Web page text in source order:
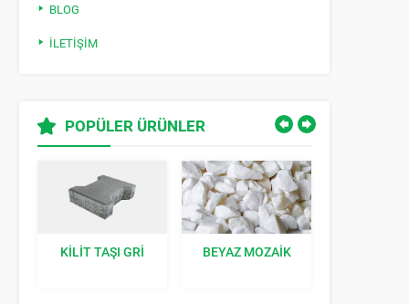
BLOG
İLETIŞIM
POPÜLER ÜRÜNLER
BEYAZ MOZAIK
ÇIM TAŞI GRI